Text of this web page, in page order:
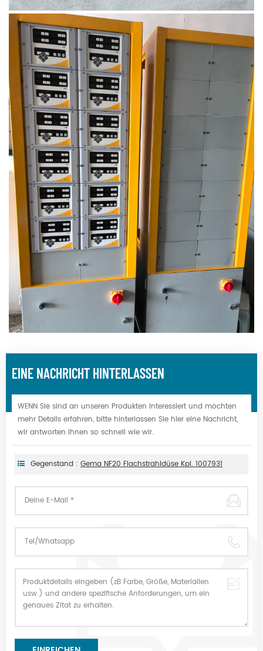
EINE NACHRICHT HINTERLASSEN
WENN Sie sind an unseren Produkten interessiert und möchten
mehr Details erfahren, bitte hinterlassen Sie hier eine Nachricht,
wir antworten Ihnen so schnell wie wir.
Gegenstand : Gema NF20 Flachstrahldüse Kpl. 1007931